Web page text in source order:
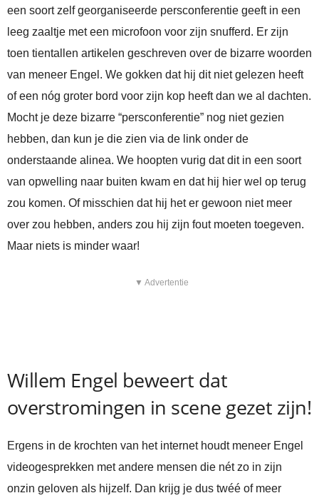
een soort zelf georganiseerde persconferentie geeft in een
leeg zaaltje met een microfoon voor zijn snufferd. Er zijn
toen tientallen artikelen geschreven over de bizarre woorden
van meneer Engel. We gokken dat hij dit niet gelezen heeft
of een nóg groter bord voor zijn kop heeft dan we al dachten.
Mocht je deze bizarre “persconferentie” nog niet gezien
hebben, dan kun je die zien via de link onder de
onderstaande alinea. We hoopten vurig dat dit in een soort
van opwelling naar buiten kwam en dat hij hier wel op terug
zou komen. Of misschien dat hij het er gewoon niet meer
over zou hebben, anders zou hij zijn fout moeten toegeven.
Maar niets is minder waar!
▼ Advertentie
Willem Engel beweert dat
overstromingen in scene gezet zijn!
Ergens in de krochten van het internet houdt meneer Engel
videogesprekken met andere mensen die nét zo in zijn
onzin geloven als hijzelf. Dan krijg je dus twéé of meer